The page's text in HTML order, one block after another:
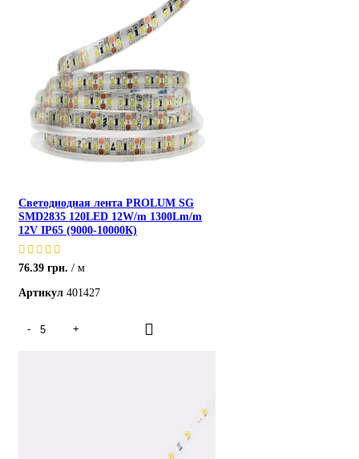
Светодиодная лента PROLUM SG
SMD2835 120LED 12W/m 1300Lm/m
12V IP65 (9000-10000К)
76.39 грн.
м
Артикул 401427